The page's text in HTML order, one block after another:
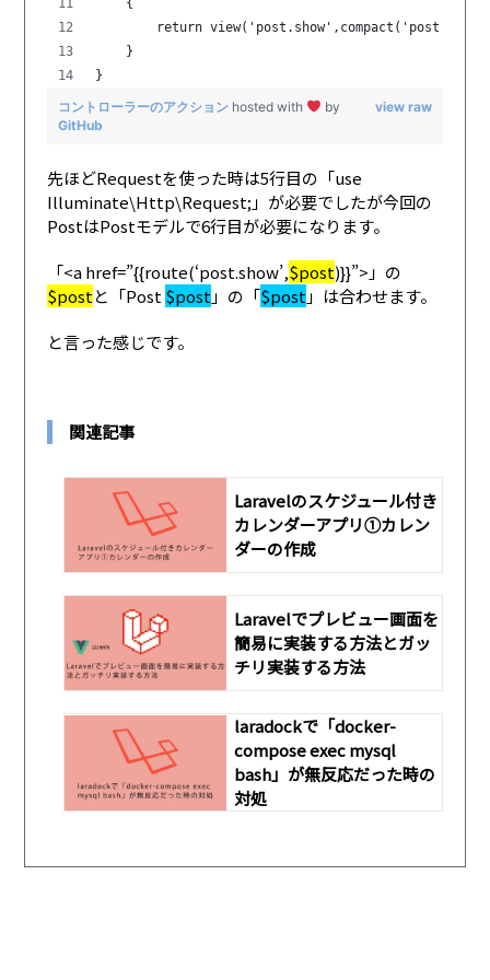
        return view('post.show',compact('post'));
    }
}
view raw
コントローラーのアクション hosted with
by
GitHub
先ほどRequestを使った時は5行目の「use
Illuminate\Http\Request;」が必要でしたが今回の
PostはPostモデルで6行目が必要になります。
「<a href=”{{route(‘post.show’,$post)}}”>」の
$postと「Post $post 」の「$post 」は合わせます。
と言った感じです。
関連記事
Laravelのスケジュール付き
カレンダーアプリ①カレン
ダーの作成
Laravelでプレビュー画面を
簡易に実装する方法とガッ
チリ実装する方法
laradockで「docker-
compose exec mysql
bash」が無反応だった時の
対処